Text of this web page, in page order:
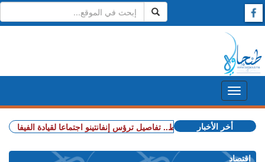
+ الربـــاط.. تفاصيل ترؤس إنفانتينو اجتماعا لقيادة الفيفا + أخر الأخبار
إقتصاد